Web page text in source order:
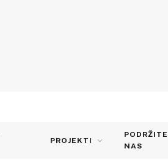
PROJEKTI
PODRŽITE
NAS